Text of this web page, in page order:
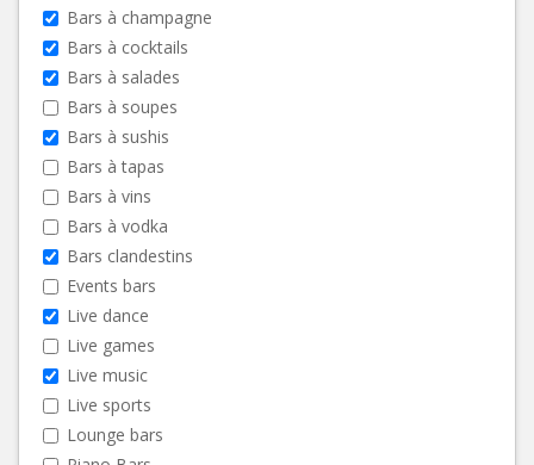
Bars à champagne
Bars à cocktails
Bars à salades
Bars à soupes
Bars à sushis
Bars à tapas
Bars à vins
Bars à vodka
Bars clandestins
Events bars
Live dance
Live games
Live music
Live sports
Lounge bars